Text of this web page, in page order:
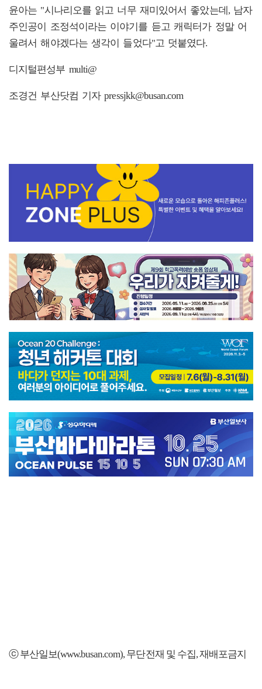
윤아는 "시나리오를 읽고 너무 재미있어서 좋았는데, 남자
주인공이 조정석이라는 이야기를 듣고 캐릭터가 정말 어
울려서 해야겠다는 생각이 들었다"고 덧붙였다.
디지털편성부 multi@
조경건 부산닷컴 기자 pressjkk@busan.com
ⓒ 부산일보(www.busan.com), 무단전재 및 수집, 재배포금지